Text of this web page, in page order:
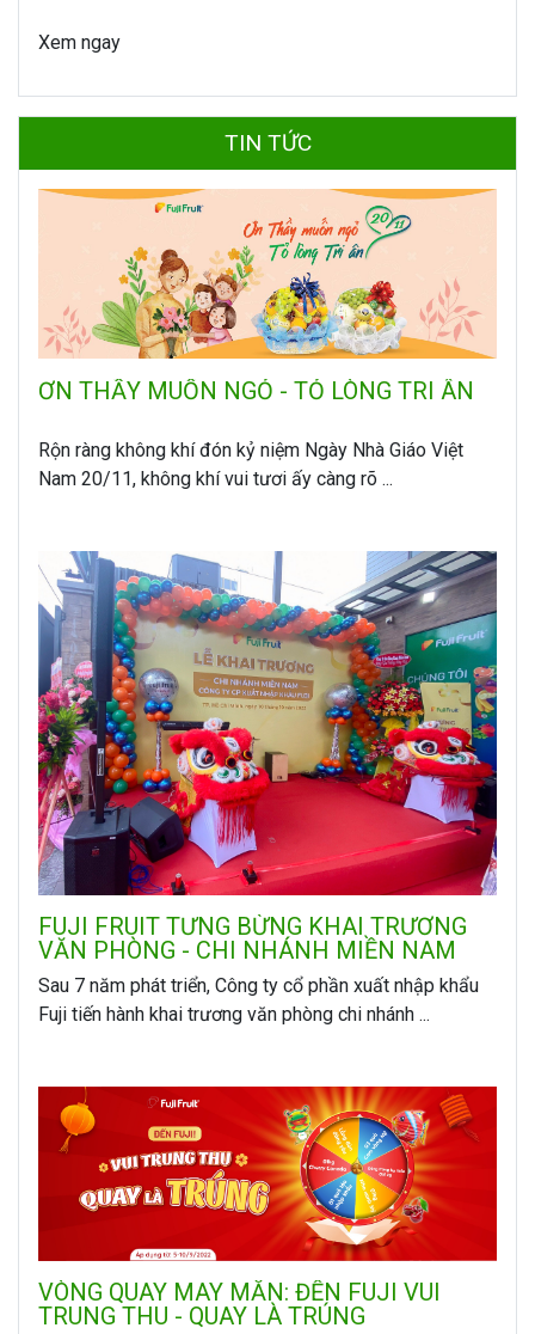
Xem ngay
TIN TỨC
ƠN THẦY MUỐN NGỎ - TỎ LÒNG TRI ÂN
Rộn ràng không khí đón kỷ niệm Ngày Nhà Giáo Việt
Nam 20/11, không khí vui tươi ấy càng rõ ...
FUJI FRUIT TƯNG BỪNG KHAI TRƯƠNG
VĂN PHÒNG - CHI NHÁNH MIỀN NAM
Sau 7 năm phát triển, Công ty cổ phần xuất nhập khẩu
Fuji tiến hành khai trương văn phòng chi nhánh ...
VÒNG QUAY MAY MẮN: ĐẾN FUJI VUI
TRUNG THU - QUAY LÀ TRÚNG